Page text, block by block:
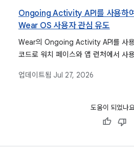
Ongoing Activity API를 사용하
Wear OS 사용자 관심 유도
Wear의 Ongoing Activity API를 사용
코드로 워치 페이스와 앱 런처에서 사
아가도록 할 수 있습니다.
업데이트됨 Jul 27, 2026
도움이 되었나